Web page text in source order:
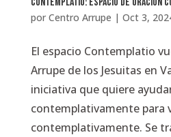
por Centro Arrupe | Oct 3,
El espacio Contemplatio
Arrupe de los Jesuitas en
iniciativa que quiere
contemplativamente para
contemplativamente. Se